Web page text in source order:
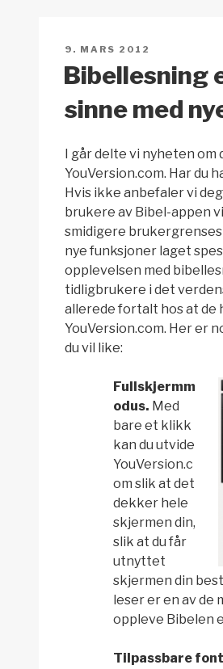
k
k
PUBLISERT
9. MARS 2012
Bibellesning
sinne med
I går delte vi nyheten om
YouVersion.com. Har du
Hvis ikke anbefaler vi
brukere av Bibel-appen
smidigere
nye funksjoner laget
opplevelsen med
tidligbrukere i det
allerede fortalt hos at de
YouVersion.com. Her er
du vil like:
Fullskjermm
odus. Med
bare et klikk
kan du utvide
YouVersion.c
om slik at det
dekker hele
skjermen din,
slik at du får
utnyttet
skjermen din
leser er en av de
oppleve Bibelen
Tilpassbare